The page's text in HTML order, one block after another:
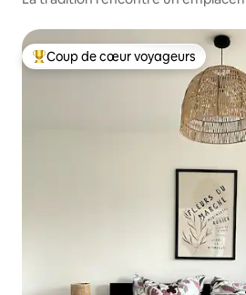
Coups de cœur voyageurs les plus
Coup de cœur voyageurs